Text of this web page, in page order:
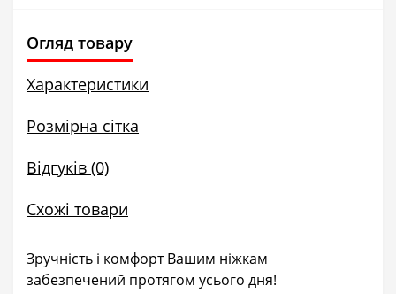
Огляд товару
Характеристики
Розмірна сітка
Відгуків (0)
Схожі товари
Зручність і комфорт Вашим ніжкам
забезпечений протягом усього дня!